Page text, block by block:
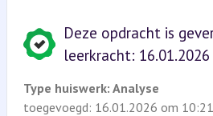
Deze opdracht is
leerkracht:
Type huiswerk: Analyse
toegevoegd: 16.01.2026 om 10:21